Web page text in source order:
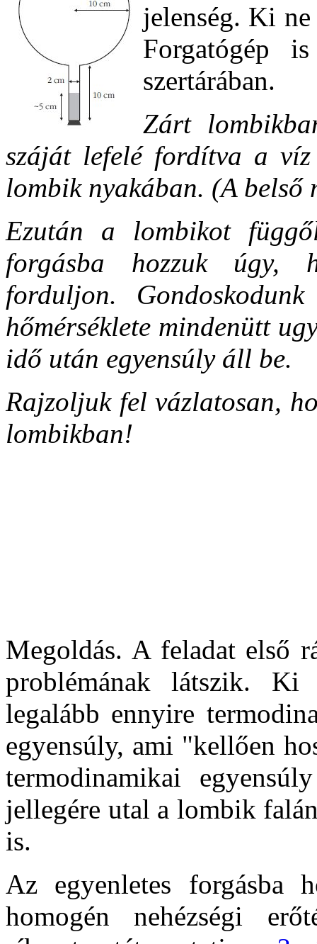
jelenség. Ki
Forgatógép
szertárában.
Zárt
száját lefelé fordítva a
lombik nyakában. (A belső
Ezután a lombikot
forgásba hozzuk úgy,
forduljon.
hőmérséklete mindenütt
idő után egyensúly áll be.
Rajzoljuk fel vázlatosan,
lombikban!
Megoldás. A feladat első
problémának látszik.
legalább ennyire
egyensúly, ami "kellően
termodinamikai
jellegére utal a lombik
is.
Az egyenletes forgásba
homogén nehézségi